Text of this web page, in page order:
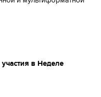
в Неделе